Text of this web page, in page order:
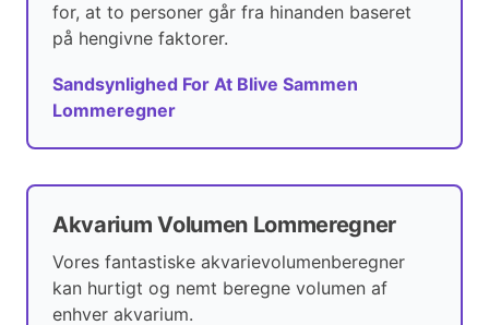
for, at to personer går fra hinanden baseret
på hengivne faktorer.
Sandsynlighed For At Blive Sammen
Lommeregner
Akvarium Volumen Lommeregner
Vores fantastiske akvarievolumenberegner
kan hurtigt og nemt beregne volumen af
enhver akvarium.